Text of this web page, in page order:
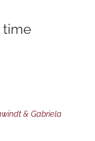
time
& Gabriela